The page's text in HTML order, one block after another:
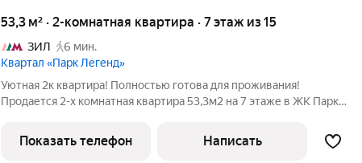
53,3 м² · 2-комнатная квартира · 7 этаж из 15
ЗИЛ
6 мин.
Квартал «Парк Легенд»
Уютная 2к квартира! Полностью готова для проживания!
Продается 2-х комнатная квартира 53,3м2 на 7 этаже в ЖК Парк
- 17.7 м2, спальню 13.1 м2, кухню 9.1 м2, просторный с/у. В квартире
сделан
Показать телефон Написать